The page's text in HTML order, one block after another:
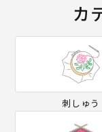
カ
刺しゅう